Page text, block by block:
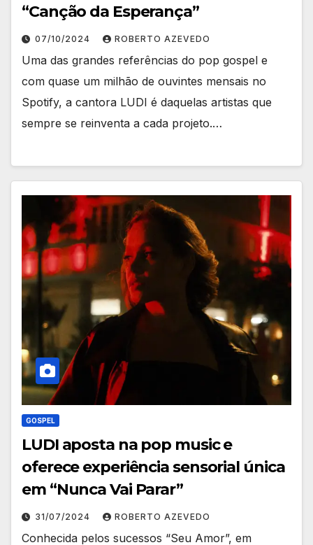
“Canção da Esperança”
07/10/2024 ROBERTO AZEVEDO
Uma das grandes referências do pop gospel e
com quase um milhão de ouvintes mensais no
Spotify, a cantora LUDI é daquelas artistas que
sempre se reinventa a cada projeto.…
GOSPEL
LUDI aposta na pop music e
oferece experiência sensorial única
em “Nunca Vai Parar”
31/07/2024 ROBERTO AZEVEDO
Conhecida pelos sucessos “Seu Amor”, em